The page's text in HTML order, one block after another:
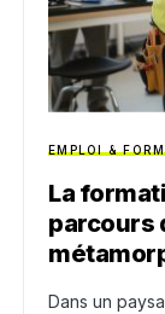
EMPLOI &
La
parcours
Dans un